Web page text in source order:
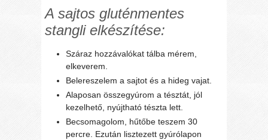
A sajtos gluténmentes
stangli elkészítése:
Száraz hozzávalókat tálba mérem,
elkeverem.
Belereszelem a sajtot és a hideg vajat.
Alaposan összegyúrom a tésztát, jól
kezelhető, nyújtható tészta lett.
Becsomagolom, hűtőbe teszem 30
percre. Ezután lisztezett gyúrólapon